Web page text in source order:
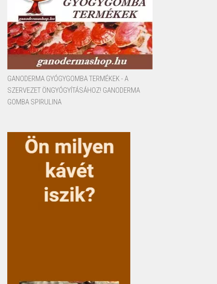
GANODERMA GYÓGYGOMBA TERMÉKEK - A
SZERVEZET ÖNGYÓGYÍTÁSÁHOZ! GANODERMA
GOMBA SPIRULINA